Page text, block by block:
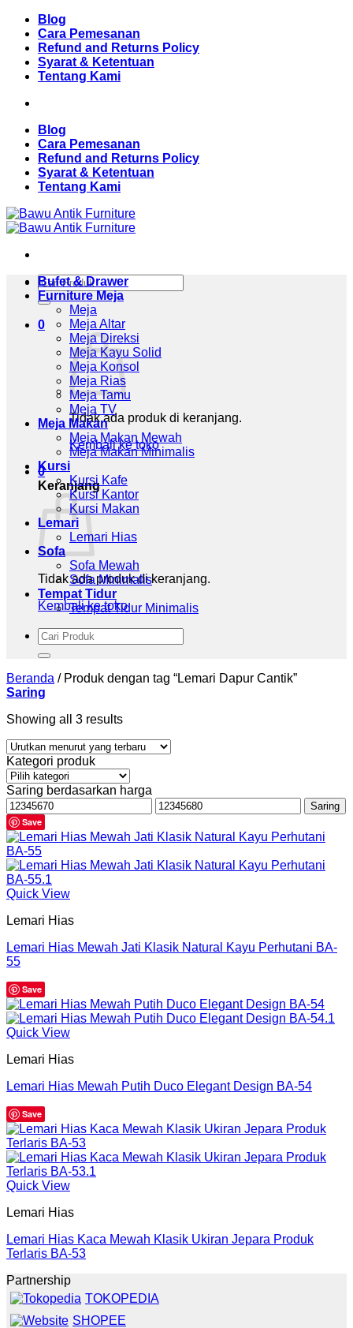
Skip
content
Blog
Cara Pemesanan
Refund and Returns Policy
Syarat & Ketentuan
Tentang Kami
Blog
Cara Pemesanan
Refund and Returns Policy
Syarat & Ketentuan
Tentang Kami
Pencarian
untuk:
0
Tidak ada produk di keranjang.
Kembali ke toko
0
Keranjang
Tidak ada produk di keranjang.
Kembali ke toko
Bufet & Drawer
Furniture Meja
Meja
Meja Altar
Meja Direksi
Meja Kayu Solid
Meja Konsol
Meja Rias
Meja Tamu
Meja TV
Meja Makan
Meja Makan Mewah
Meja Makan Minimalis
Kursi
Kursi Kafe
Kursi Kantor
Kursi Makan
Lemari
Lemari Hias
Sofa
Sofa Mewah
Sofa Minimalis
Tempat Tidur
Tempat Tidur Minimalis
Pencarian
untuk:
Beranda /Produk dengan tag “Lemari Dapur Cantik”
Saring
Showing all 3 results
Kategori produk
Saring berdasarkan harga
Harga
terendah
Harga
tertinggi
Saring
Save
Quick View
Lemari Hias
Lemari Hias Mewah Jati Klasik Natural Kayu Perhutani BA-
55
Save
Quick View
Lemari Hias
Lemari Hias Mewah Putih Duco Elegant Design BA-54
Save
Quick View
Lemari Hias
Lemari Hias Kaca Mewah Klasik Ukiran Jepara Produk
Terlaris BA-53
Partnership
TOKOPEDIA
SHOPEE